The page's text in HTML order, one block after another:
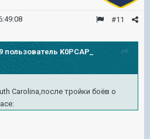
#11
пользователь K0PCAP_
Carolina,после тройки боёв о